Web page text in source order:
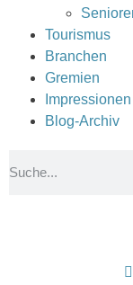
Tourismus
Branchen
Gremien
Impressionen
Blog-Archiv